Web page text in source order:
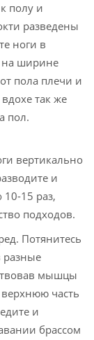
полу и
разведены
ноги в
на ширине
пола плечи и
так же
пол.
вертикально
и
15 раз,
подходов.
Потянитесь
разные
мышцы
часть
и
брассом